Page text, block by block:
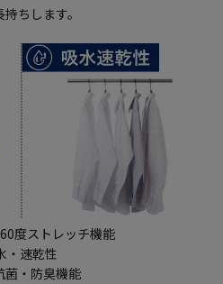
ちします。
度ストレッチ機能
・速乾性
菌・防臭機能